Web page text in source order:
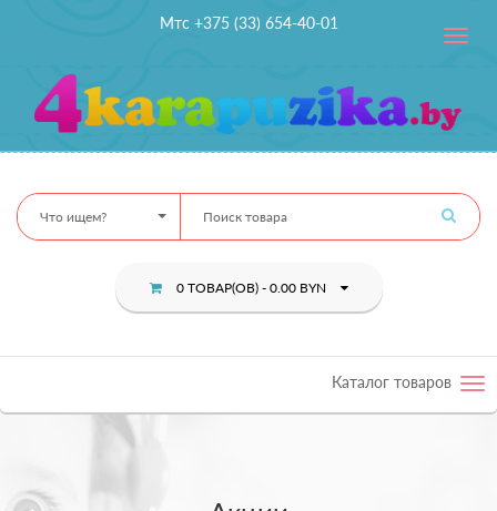
Мтс +375 (33) 654-40-01
Toggle
Что ищем?
0 ТОВАР(ОВ) - 0.00 BYN
Каталог товаров